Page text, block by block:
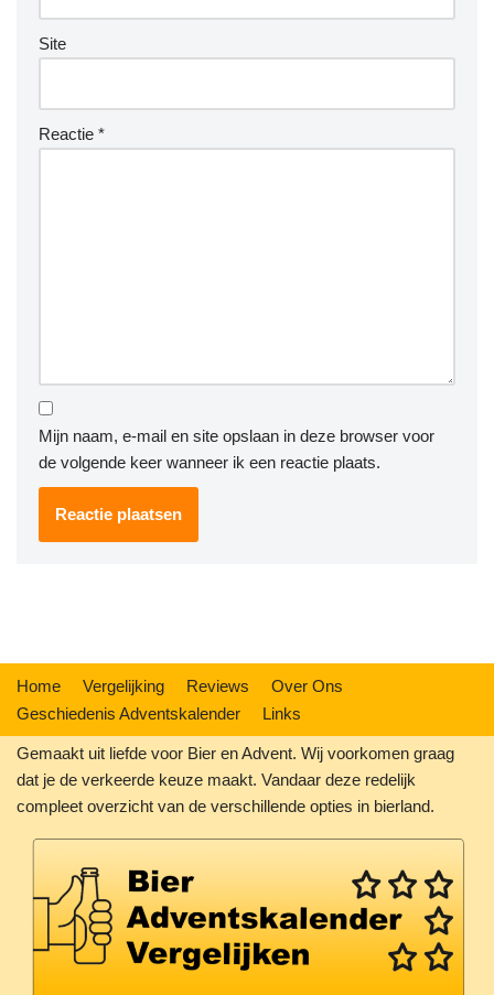
Site
Reactie *
Mijn naam, e-mail en site opslaan in deze browser voor
de volgende keer wanneer ik een reactie plaats.
Home Vergelijking Reviews
Over Ons
Geschiedenis Adventskalender
Links
Gemaakt uit liefde voor Bier en Advent. Wij voorkomen graag
dat je de verkeerde keuze maakt. Vandaar deze redelijk
compleet overzicht van de verschillende opties in bierland.